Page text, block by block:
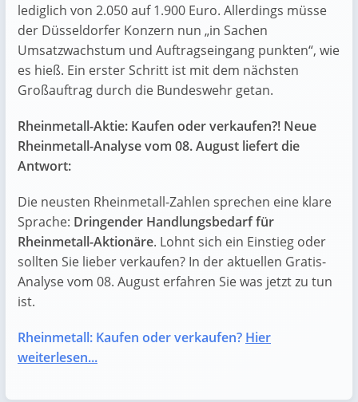
lediglich von 2.050 auf 1.900 Euro. Allerdings müsse
der Düsseldorfer Konzern nun „in Sachen
Umsatzwachstum und Auftragseingang punkten“, wie
es hieß. Ein erster Schritt ist mit dem nächsten
Großauftrag durch die Bundeswehr getan.
Rheinmetall-Aktie: Kaufen oder verkaufen?! Neue
Rheinmetall-Analyse vom 08. August liefert die
Antwort:
Die neusten Rheinmetall-Zahlen sprechen eine klare
Sprache: Dringender Handlungsbedarf für
Rheinmetall-Aktionäre. Lohnt sich ein Einstieg oder
sollten Sie lieber verkaufen? In der aktuellen Gratis-
Analyse vom 08. August erfahren Sie was jetzt zu tun
ist.
Rheinmetall: Kaufen oder verkaufen? Hier
weiterlesen...